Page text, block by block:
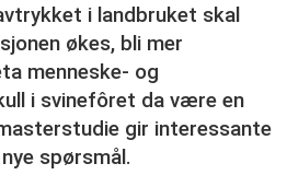
i landbruket skal
økes, bli mer
menneske- og
i svinefôret da være en
gir interessante
spørsmål.